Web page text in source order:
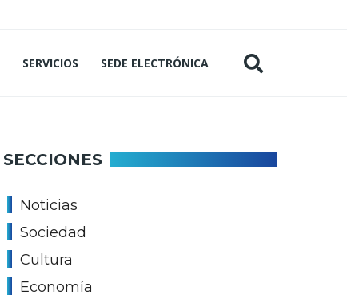
SERVICIOS SEDE ELECTRÓNICA
SECCIONES
Noticias
Sociedad
Cultura
Economía